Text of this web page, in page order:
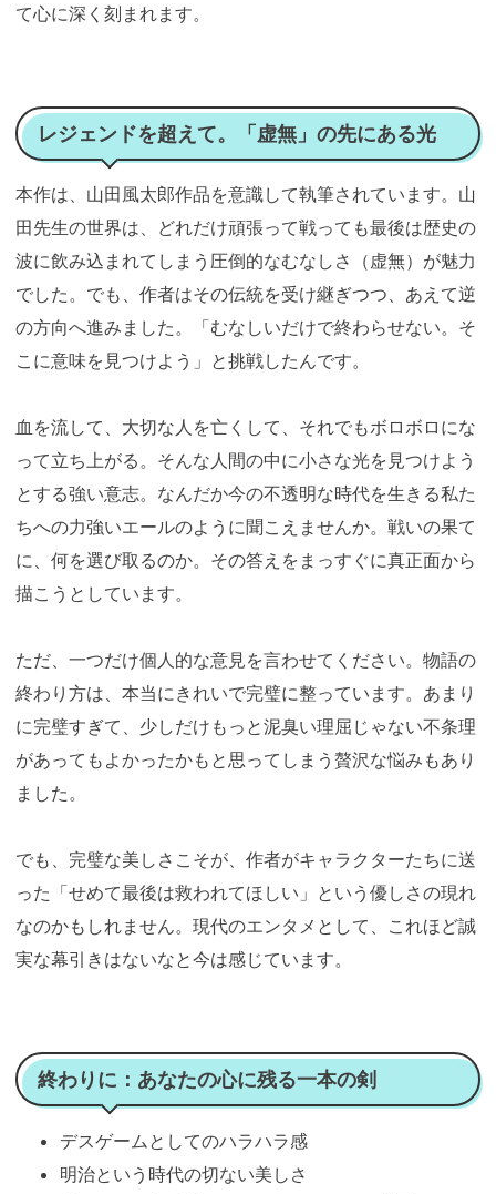
て心に深く刻まれます。
レジェンドを超えて。「虚無」の先にある光
本作は、山田風太郎作品を意識して執筆されています。山
田先生の世界は、どれだけ頑張って戦っても最後は歴史の
波に飲み込まれてしまう圧倒的なむなしさ（虚無）が魅力
でした。でも、作者はその伝統を受け継ぎつつ、あえて逆
の方向へ進みました。「むなしいだけで終わらせない。そ
こに意味を見つけよう」と挑戦したんです。
血を流して、大切な人を亡くして、それでもボロボロにな
って立ち上がる。そんな人間の中に小さな光を見つけよう
とする強い意志。なんだか今の不透明な時代を生きる私た
ちへの力強いエールのように聞こえませんか。戦いの果て
に、何を選び取るのか。その答えをまっすぐに真正面から
描こうとしています。
ただ、一つだけ個人的な意見を言わせてください。物語の
終わり方は、本当にきれいで完璧に整っています。あまり
に完璧すぎて、少しだけもっと泥臭い理屈じゃない不条理
があってもよかったかもと思ってしまう贅沢な悩みもあり
ました。
でも、完璧な美しさこそが、作者がキャラクターたちに送
った「せめて最後は救われてほしい」という優しさの現れ
なのかもしれません。現代のエンタメとして、これほど誠
実な幕引きはないなと今は感じています。
終わりに：あなたの心に残る一本の剣
デスゲームとしてのハラハラ感
明治という時代の切ない美しさ